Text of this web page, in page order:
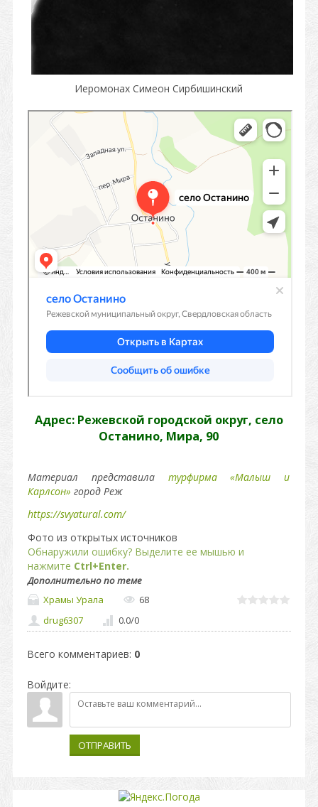
Иеромонах Симеон Сирбишинский
Адрес: Режевской городской округ, село
Останино, Мира, 90
Материал представила
турфирма «Малыш и
Карлсон» город Реж
https://svyatural.com/
Фото из открытых источников
Обнаружили ошибку? Выделите ее мышью и
нажмите Ctrl+Enter.
Дополнительно по теме
Храмы Урала
68
drug6307
0.0/0
Всего комментариев: 0
Войдите:
ОТПРАВИТЬ